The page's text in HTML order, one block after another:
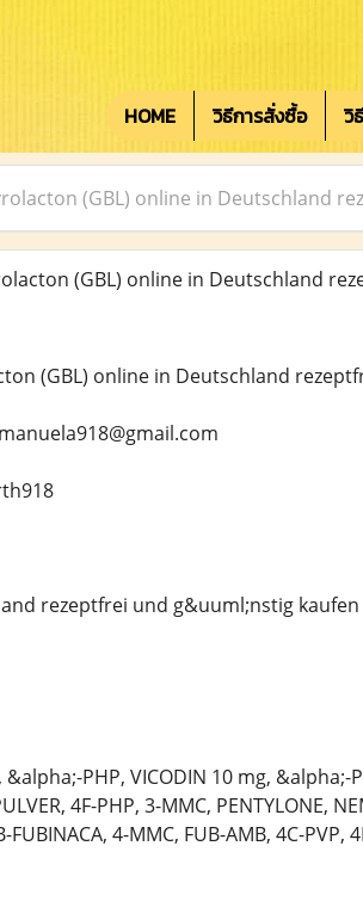
HOME วิธีการสั่งซื้อ วิ
(GBL) online in Deutschland
(GBL) online in Deutschland
(GBL) online in Deutschland
rezeptfrei und g&uuml;nstig kaufen
PHP, VICODIN 10 mg, &alpha;-
4F-PHP, 3-MMC, PENTYLONE,
4-MMC, FUB-AMB, 4C-PVP,